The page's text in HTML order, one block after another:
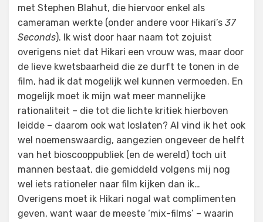
met Stephen Blahut, die hiervoor enkel als
cameraman werkte (onder andere voor Hikari’s 37
Seconds). Ik wist door haar naam tot zojuist
overigens niet dat Hikari een vrouw was, maar door
de lieve kwetsbaarheid die ze durft te tonen in de
film, had ik dat mogelijk wel kunnen vermoeden. En
mogelijk moet ik mijn wat meer mannelijke
rationaliteit – die tot die lichte kritiek hierboven
leidde – daarom ook wat loslaten? Al vind ik het ook
wel noemenswaardig, aangezien ongeveer de helft
van het bioscooppubliek (en de wereld) toch uit
mannen bestaat, die gemiddeld volgens mij nog
wel iets rationeler naar film kijken dan ik…
Overigens moet ik Hikari nogal wat complimenten
geven, want waar de meeste ‘mix-films’ – waarin